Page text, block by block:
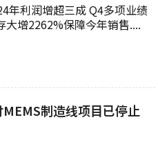
年利润增超三成 Q4多项业绩
大增2262%保障今年销售....
制造线项目已停止